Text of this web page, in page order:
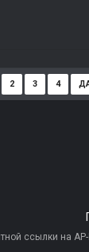
2 3 4
ссылки на